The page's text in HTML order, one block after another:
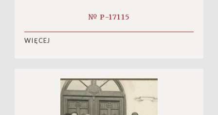
№ P-17115
WIĘCEJ